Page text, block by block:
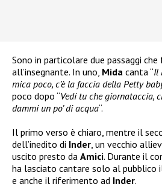
Sono in particolare due passaggi
all’insegnante. In uno, Mida canta “Il
mica poco, c’è la faccia della Petty
poco dopo “Vedi tu che giornataccia,
dammi un po’ di acqua“.
Il primo verso è chiaro, mentre il
dell’inedito di Inder , un vecchio
uscito presto da Amici. Durante il
ha lasciato cantare solo al pubblico
e anche il riferimento ad Inder.